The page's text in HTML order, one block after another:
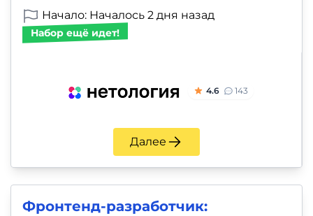
Начало: Началось 2 дня назад
Набор ещё идет!
4.6 143
Далее
Фронтенд-разработчик: